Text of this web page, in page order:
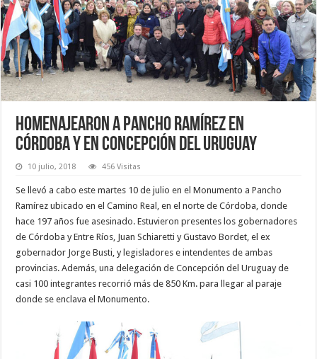
Homenajearon a Pancho Ramírez en
Córdoba y en Concepción del Uruguay
10 julio, 2018 456 Visitas
Se llevó a cabo este martes 10 de julio en el Monumento a Pancho
Ramírez ubicado en el Camino Real, en el norte de Córdoba, donde
hace 197 años fue asesinado. Estuvieron presentes los gobernadores
de Córdoba y Entre Ríos, Juan Schiaretti y Gustavo Bordet, el ex
gobernador Jorge Busti, y legisladores e intendentes de ambas
provincias. Además, una delegación de Concepción del Uruguay de
casi 100 integrantes recorrió más de 850 Km. para llegar al paraje
donde se enclava el Monumento.